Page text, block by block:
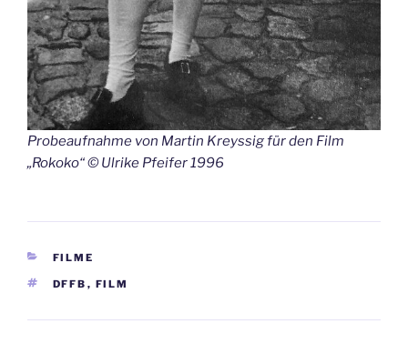
Probeaufnahme von Martin Kreyssig für den Film
„Rokoko“ © Ulrike Pfeifer 1996
KATEGORIEN
FILME
SCHLAGWÖRTER
DFFB , FILM